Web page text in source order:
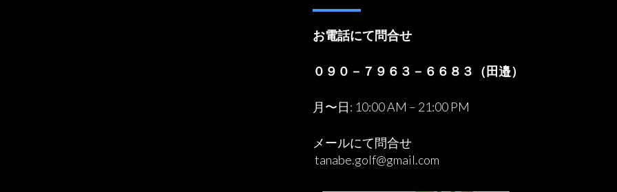
お電話にて問合せ
０９０－７９６３－６６８３（田邉）
月〜日: 10:00 AM – 21:00 PM
メールにて問合せ
tanabe.golf@gmail.com